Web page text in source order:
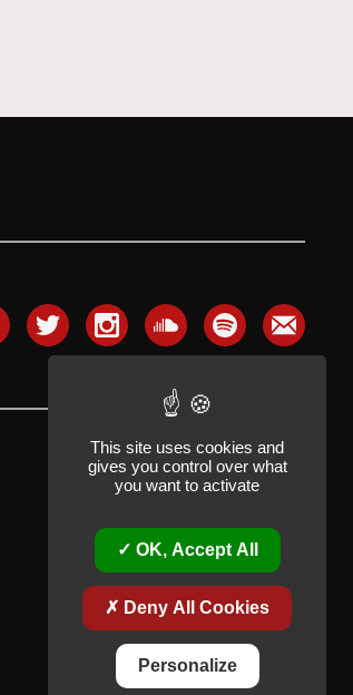
This site uses cookies and
gives you control over what
you want to activate
OK, Accept All
Deny All Cookies
Personalize